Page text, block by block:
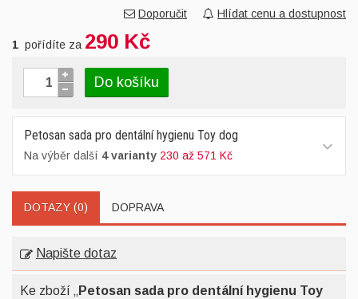
Doporučit Hlídat cenu a dostupnost
1 pořídíte za 290 Kč
Do košíku
Petosan sada pro dentální hygienu Toy dog
Na výběr další 4 varianty 230 až 571 Kč
DOTAZY (0) DOPRAVA
Napište dotaz
Ke zboží „
Petosan sada pro dentální hygienu Toy